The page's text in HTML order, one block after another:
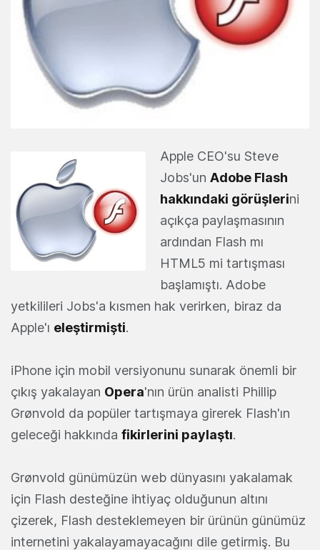
Apple CEO'su Steve
Jobs'un Adobe Flash
hakkındaki görüşlerini
açıkça paylaşmasının
ardından Flash mı
HTML5 mi tartışması
başlamıştı. Adobe
yetkilileri Jobs'a kısmen hak verirken, biraz da
Apple'ı eleştirmişti.
iPhone için mobil versiyonunu sunarak önemli bir
çıkış yakalayan Opera'nın ürün analisti Phillip
Grønvold da popüler tartışmaya girerek Flash'ın
geleceği hakkında fikirlerini paylaştı.
Grønvold günümüzün web dünyasını yakalamak
için Flash desteğine ihtiyaç olduğunun altını
çizerek, Flash desteklemeyen bir ürünün günümüz
internetini yakalayamayacağını dile getirmiş. Bu